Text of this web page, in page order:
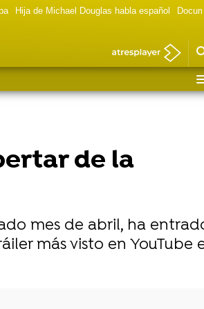
Hija de Michael Douglas habla español
de la
mes de abril, ha
más visto en YouTube